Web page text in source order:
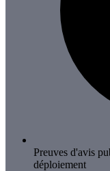
Preuves d'avis
déploiement